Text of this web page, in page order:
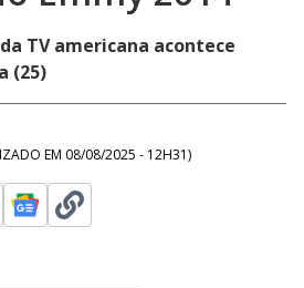
TV americana acontece
(25)
EM 08/08/2025 - 12H31)